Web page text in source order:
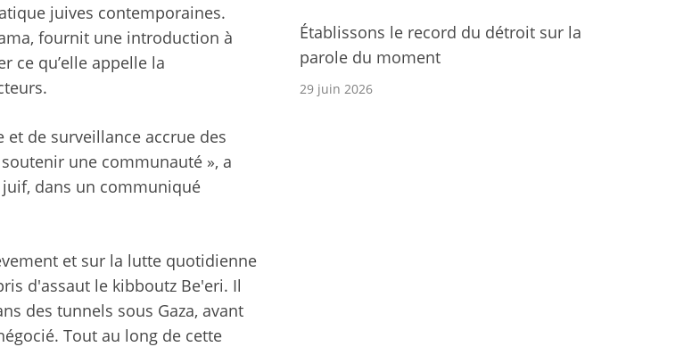
juives contemporaines.
fournit une introduction à
ce qu’elle appelle la
de surveillance accrue des
une communauté », a
juif, dans un communiqué
et sur la lutte quotidienne
d'assaut le kibboutz Be'eri. Il
des tunnels sous Gaza, avant
Tout au long de cette
Établissons le record du détroit sur la
parole du moment
29 juin 2026